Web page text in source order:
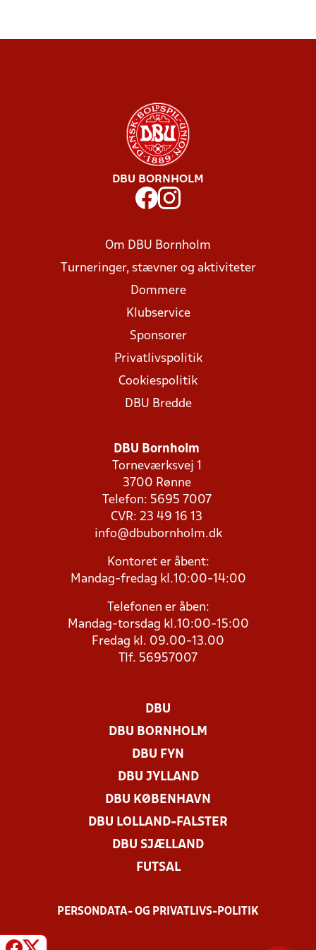
DBU BORNHOLM
Om DBU Bornholm
Turneringer, stævner og aktiviteter
Dommere
Klubservice
Sponsorer
Privatlivspolitik
Cookiespolitik
DBU Bredde
DBU Bornholm
Torneværksvej 1
3700 Rønne
Telefon: 5695 7007
CVR: 23 49 16 13
info@dbubornholm.dk
Kontoret er åbent:
Mandag-fredag kl.10:00-14:00
Telefonen er åben:
Mandag-torsdag kl.10:00-15:00
Fredag kl. 09.00-13.00
Tlf. 56957007
DBU
DBU BORNHOLM
DBU FYN
DBU JYLLAND
DBU KØBENHAVN
DBU LOLLAND-FALSTER
DBU SJÆLLAND
FUTSAL
PERSONDATA- OG PRIVATLIVS-POLITIK